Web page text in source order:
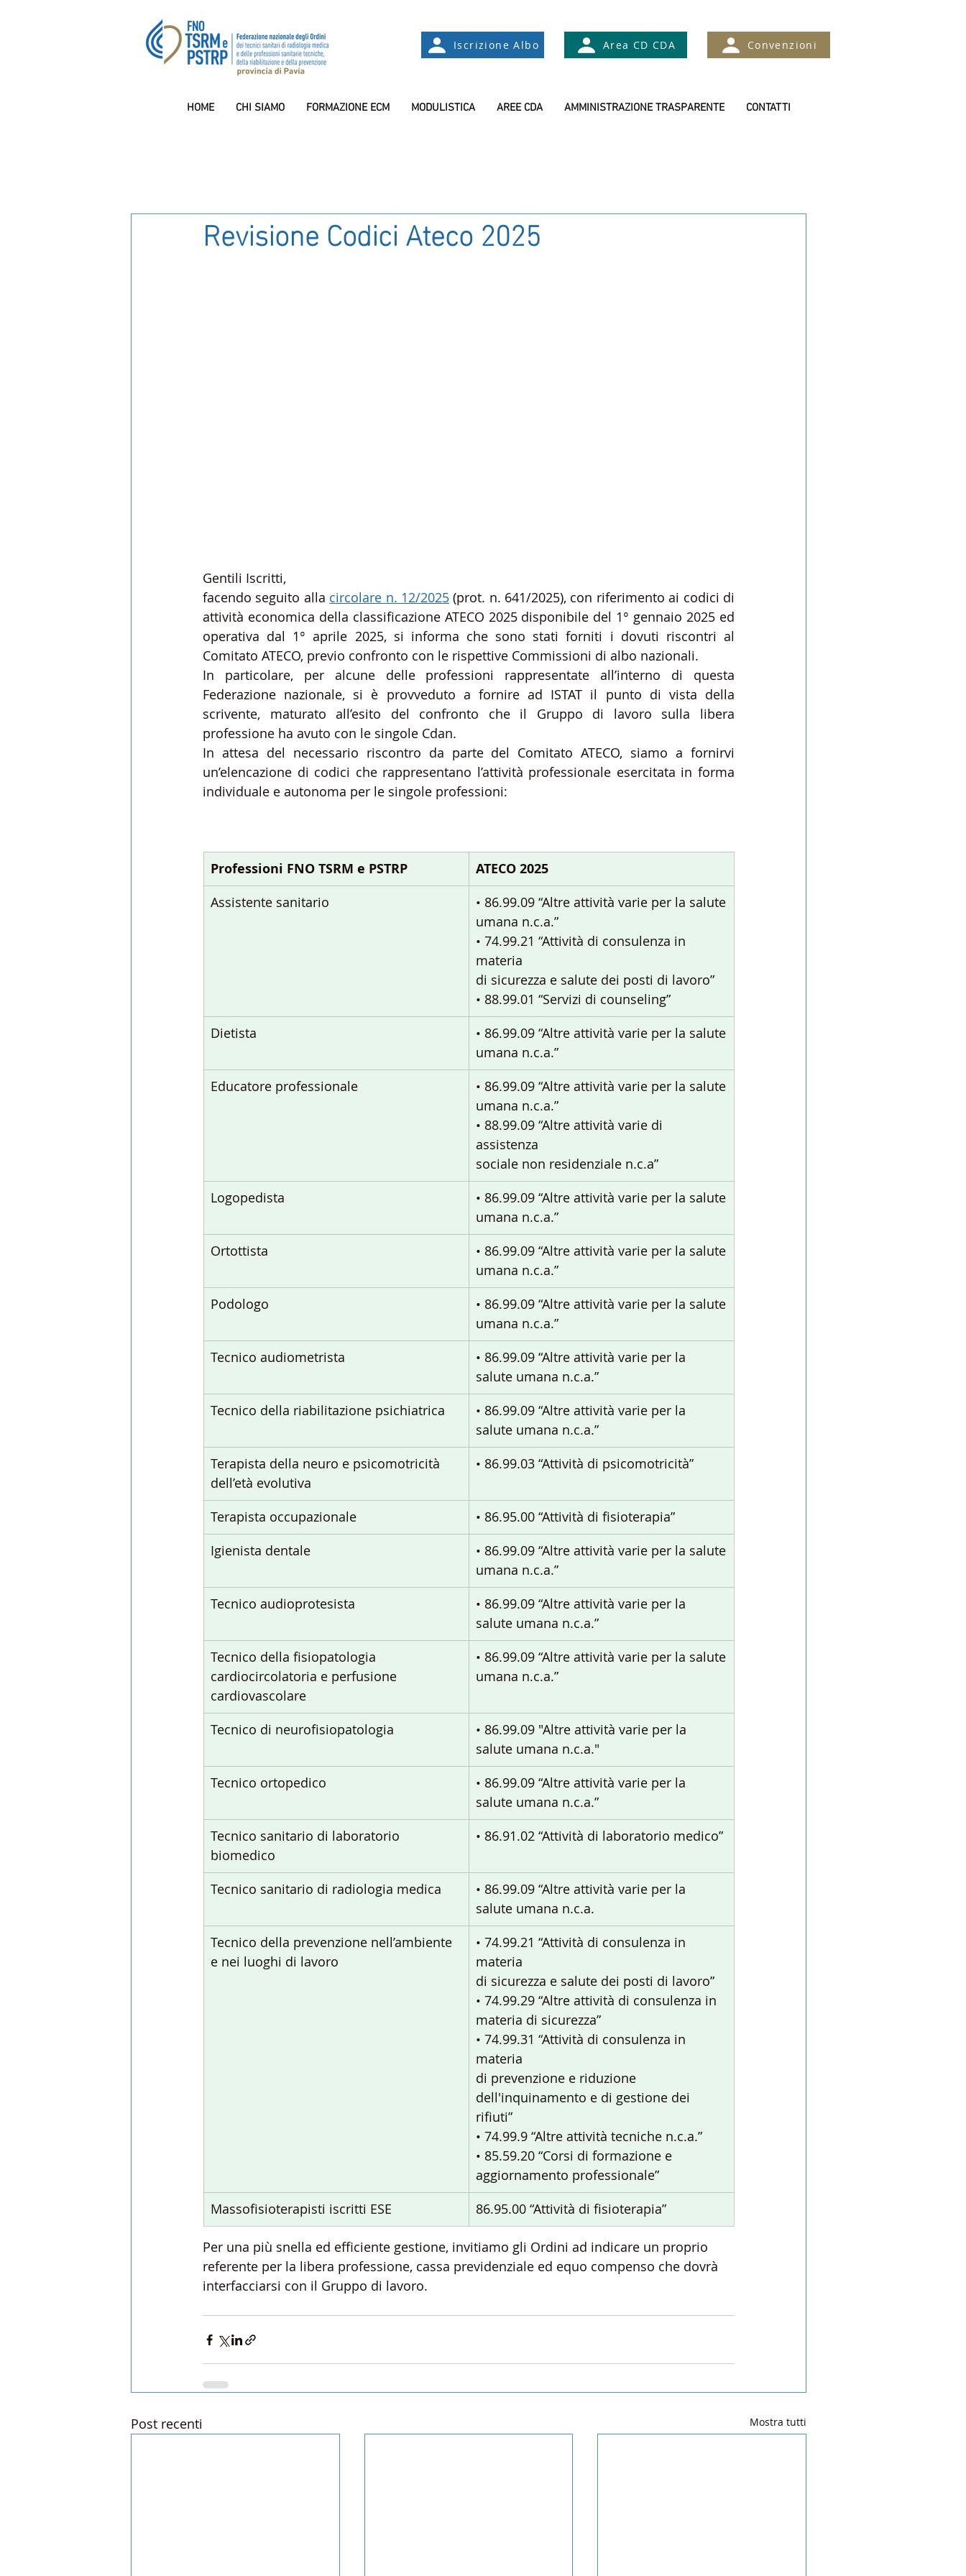
Iscrizione Albo Area CD CDA Convenzioni
HOME CHI SIAMO FORMAZIONE ECM MODULISTICA AREE CDA AMMINISTRAZIONE TRASPARENTE CONTATTI
Revisione Codici Ateco 2025
Gentili Iscritti,
facendo seguito alla circolare n. 12/2025 (prot. n. 641/2025), con riferimento ai codici di
attività economica della classificazione ATECO 2025 disponibile del 1° gennaio 2025 ed
operativa dal 1° aprile 2025, si informa che sono stati forniti i dovuti riscontri al
Comitato ATECO, previo confronto con le rispettive Commissioni di albo nazionali.
In particolare, per alcune delle professioni rappresentate all’interno di questa
Federazione nazionale, si è provveduto a fornire ad ISTAT il punto di vista della
scrivente, maturato all’esito del confronto che il Gruppo di lavoro sulla libera
professione ha avuto con le singole Cdan.
In attesa del necessario riscontro da parte del Comitato ATECO, siamo a fornirvi
un’elencazione di codici che rappresentano l’attività professionale esercitata in forma
individuale e autonoma per le singole professioni:
Professioni FNO TSRM e PSTRP ATECO 2025
Assistente sanitario
• 86.99.09 “Altre attività varie per la salute
umana n.c.a.”
• 74.99.21 “Attività di consulenza in
materia
di sicurezza e salute dei posti di lavoro”
• 88.99.01 “Servizi di counseling”
Dietista
• 86.99.09 “Altre attività varie per la salute
umana n.c.a.”
Educatore professionale
• 86.99.09 “Altre attività varie per la salute
umana n.c.a.”
• 88.99.09 “Altre attività varie di
assistenza
sociale non residenziale n.c.a”
Logopedista
• 86.99.09 “Altre attività varie per la salute
umana n.c.a.”
Ortottista
• 86.99.09 “Altre attività varie per la salute
umana n.c.a.”
Podologo
• 86.99.09 “Altre attività varie per la salute
umana n.c.a.”
Tecnico audiometrista
• 86.99.09 “Altre attività varie per la
salute umana n.c.a.”
Tecnico della riabilitazione psichiatrica
• 86.99.09 “Altre attività varie per la
salute umana n.c.a.”
Terapista della neuro e psicomotricità
dell’età evolutiva
• 86.99.03 “Attività di psicomotricità”
Terapista occupazionale
• 86.95.00 “Attività di fisioterapia”
Igienista dentale
• 86.99.09 “Altre attività varie per la salute
umana n.c.a.”
Tecnico audioprotesista
• 86.99.09 “Altre attività varie per la
salute umana n.c.a.”
Tecnico della fisiopatologia
cardiocircolatoria e perfusione
cardiovascolare
• 86.99.09 “Altre attività varie per la salute
umana n.c.a.”
Tecnico di neurofisiopatologia
• 86.99.09 "Altre attività varie per la
salute umana n.c.a."
Tecnico ortopedico
• 86.99.09 “Altre attività varie per la
salute umana n.c.a.”
Tecnico sanitario di laboratorio
biomedico
• 86.91.02 “Attività di laboratorio medico”
Tecnico sanitario di radiologia medica
• 86.99.09 “Altre attività varie per la
salute umana n.c.a.
Tecnico della prevenzione nell’ambiente
e nei luoghi di lavoro
• 74.99.21 “Attività di consulenza in
materia
di sicurezza e salute dei posti di lavoro”
• 74.99.29 “Altre attività di consulenza in
materia di sicurezza”
• 74.99.31 “Attività di consulenza in
materia
di prevenzione e riduzione
dell'inquinamento e di gestione dei
rifiuti”
• 74.99.9 “Altre attività tecniche n.c.a.”
• 85.59.20 “Corsi di formazione e
aggiornamento professionale”
Massofisioterapisti iscritti ESE
86.95.00 “Attività di fisioterapia”
Per una più snella ed efficiente gestione, invitiamo gli Ordini ad indicare un proprio
referente per la libera professione, cassa previdenziale ed equo compenso che dovrà
interfacciarsi con il Gruppo di lavoro.
Post recenti Mostra tutti